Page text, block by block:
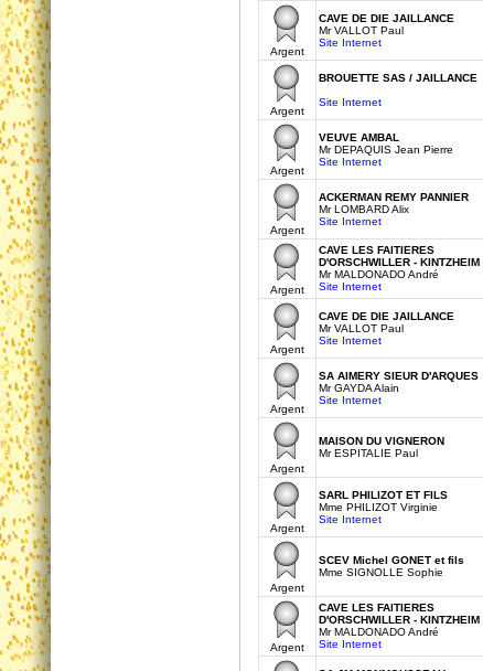
Argent
CAVE DE DIE JAILLANCE
Mr VALLOT Paul
Site Internet
Argent
BROUETTE SAS / JAILLANCE
Site Internet
Argent
VEUVE AMBAL
Mr DEPAQUIS Jean Pierre
Site Internet
Argent
ACKERMAN REMY PANNIER
Mr LOMBARD Alix
Site Internet
Argent
CAVE LES FAITIERES
D'ORSCHWILLER - KINTZHEIM
Mr MALDONADO André
Site Internet
Argent
CAVE DE DIE JAILLANCE
Mr VALLOT Paul
Site Internet
Argent
SA AIMERY SIEUR D'ARQUES
Mr GAYDA Alain
Site Internet
Argent
MAISON DU VIGNERON
Mr ESPITALIE Paul
Argent
SARL PHILIZOT ET FILS
Mme PHILIZOT Virginie
Site Internet
Argent
SCEV Michel GONET et fils
Mme SIGNOLLE Sophie
Argent
CAVE LES FAITIERES
D'ORSCHWILLER - KINTZHEIM
Mr MALDONADO André
Site Internet